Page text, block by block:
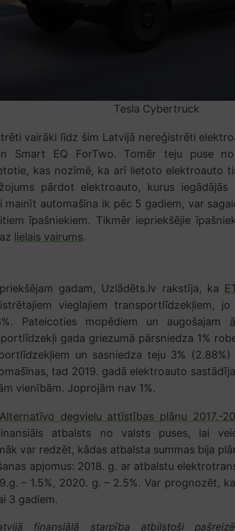
Tesla Cybertruck
vairāki līdz šim Latvijā nereģistrēti
Smart EQ ForTwo. Tomēr teju puse no
kas nozīmē, ka arī lietoto elektroauto
pārdot elektroauto, kurus
mainīt automašīna ik pēc 5 gadiem, var
īpašniekiem. Tikmēr iepriekšējie
lielais vairums.
gadam, Uzlādēts.lv rakstīja, ka
vieglajiem transportlīdzekļiem,
Pateicoties mopēdiem un augošajam
gada griezumā pārsniedza 1%
un sasniedza teju 3%
tad 2019. gadā elektroauto
vienībām. Joprojām nav 1%.
degvielu attīstības plānu 2017.-
atbalsts no valsts puses, lai
var redzēt, kādas atbalsta summas bija
apjomus: 2018. g. ar atbalstu
– 1.5%, 2020. g. – 2.5%. Var prognozēt,
3 gadiem.
finansiālā starpība atbilstoši